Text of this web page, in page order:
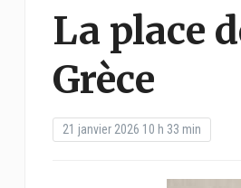
La place
Grèce
21 janvier 2026 10 h 33 min